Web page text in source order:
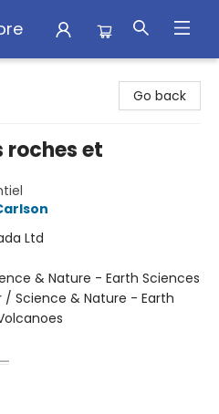
Go back
roches et
Ltd
& Nature - Earth Sciences
/ Science & Nature - Earth